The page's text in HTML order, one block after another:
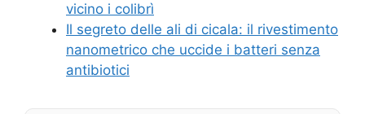
vicino i colibrì
Il segreto delle ali di cicala: il rivestimento
nanometrico che uccide i batteri senza
antibiotici